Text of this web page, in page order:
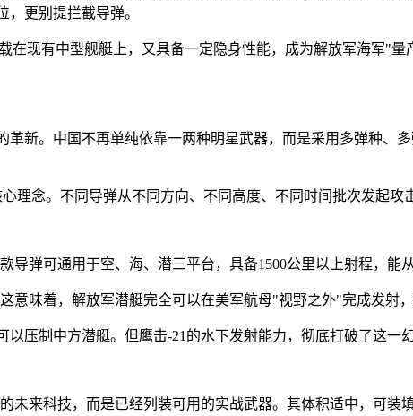
更别提拦截导弹。
在现有中型舰艇上，又具备一定隐身性能，成为解放军海军"
新。中国不再单纯依靠一两种明星武器，而是采用多弹种、
理念。不同导弹从不同方向、不同高度、不同时间批次发起攻
导弹可通用于空、海、潜三平台，具备1500公里以上射程，能
意味着，解放军潜艇完全可以在美军航母"视野之外"完成发射
压制中方潜艇。但鹰击-21的水下发射能力，彻底打破了这一
未来科技，而是已经列装可用的实战武器。其体积适中，可装